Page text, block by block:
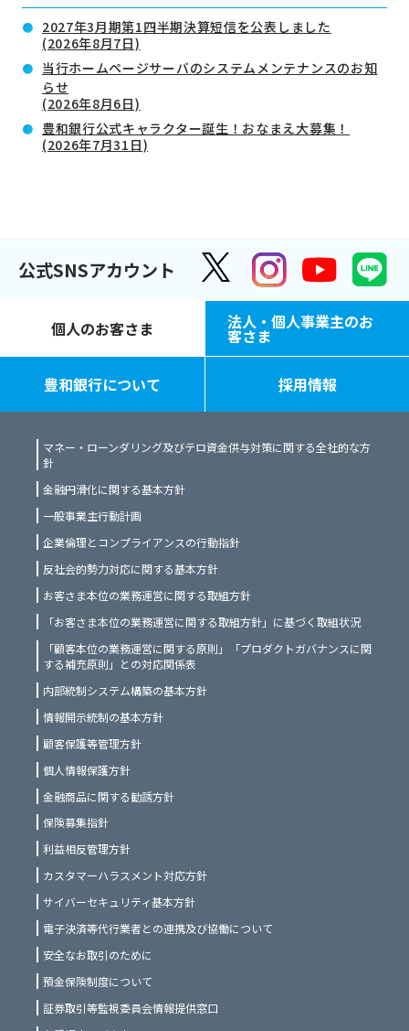
2027年3月期第1四半期決算短信を公表しました
(2026年8月7日)
当行ホームページサーバのシステムメンテナンスのお知
らせ
(2026年8月6日)
豊和銀行公式キャラクター誕生！おなまえ大募集！
(2026年7月31日)
公式SNSアカウント
個人のお客さま 法人・個人事業主のお
客さま
豊和銀行について 採用情報
マネー・ローンダリング及びテロ資金供与対策に関する全社的な方
針
金融円滑化に関する基本方針
一般事業主行動計画
企業倫理とコンプライアンスの行動指針
反社会的勢力対応に関する基本方針
お客さま本位の業務運営に関する取組方針
「お客さま本位の業務運営に関する取組方針」に基づく取組状況
「顧客本位の業務運営に関する原則」「プロダクトガバナンスに関
する補充原則」との対応関係表
内部統制システム構築の基本方針
情報開示統制の基本方針
顧客保護等管理方針
個人情報保護方針
金融商品に関する勧誘方針
保険募集指針
利益相反管理方針
カスタマーハラスメント対応方針
サイバーセキュリティ基本方針
電子決済等代行業者との連携及び協働について
安全なお取引のために
預金保険制度について
証券取引等監視委員会情報提供窓口